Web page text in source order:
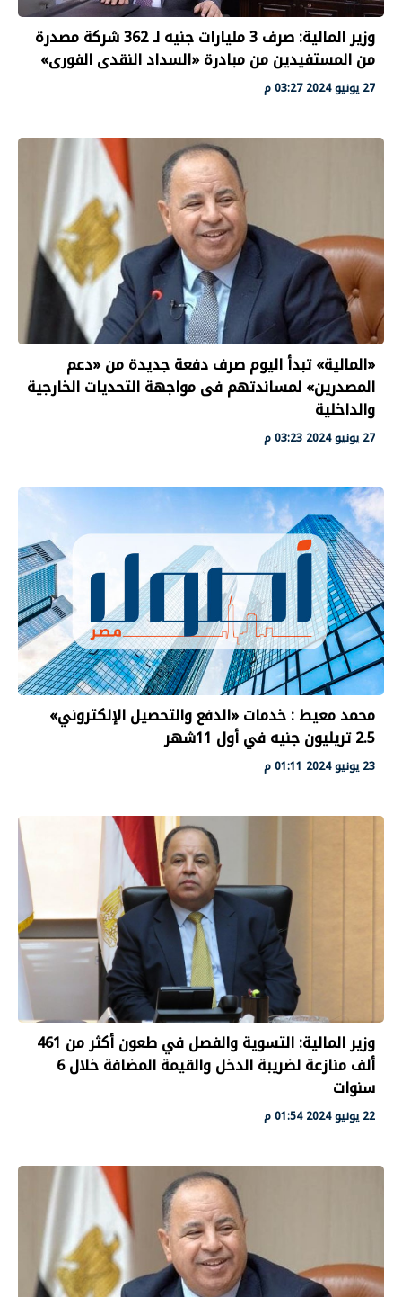
وزير المالية: صرف 3 مليارات جنيه لـ 362 شركة مصدرة
من المستفيدين من مبادرة «السداد النقدى الفورى»
27 يونيو 2024 03:27 م
«المالية» تبدأ اليوم صرف دفعة جديدة من «دعم
المصدرين» لمساندتهم فى مواجهة التحديات الخارجية
والداخلية
27 يونيو 2024 03:23 م
محمد معيط : خدمات «الدفع والتحصيل الإلكتروني»
2.5 تريليون جنيه في أول 11شهر
23 يونيو 2024 01:11 م
وزير المالية: التسوية والفصل في طعون أكثر من 461
ألف منازعة لضريبة الدخل والقيمة المضافة خلال 6
سنوات
22 يونيو 2024 01:54 م